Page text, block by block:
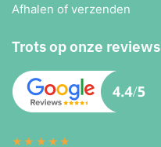
Afhalen of verzenden
Trots op onze reviews
★★★★★